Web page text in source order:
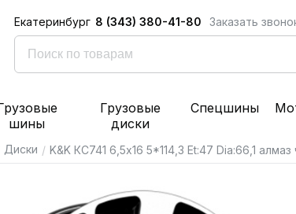
Екатеринбург 8 (343) 380-41-80 Заказать
шины
Грузовые
диски
Спецшины
Диски / K&K КС741 6,5x16 5*114,3 Et:47 Dia:66,1